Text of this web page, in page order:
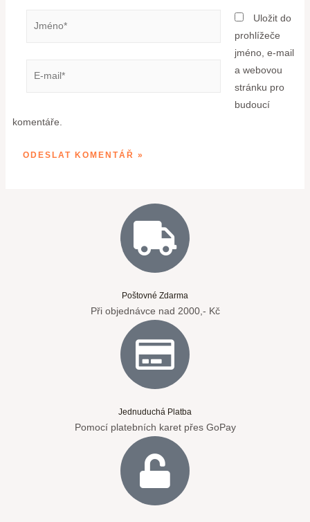
Uložit do
prohlížeče
jméno, e-mail
a webovou
stránku pro
budoucí
komentáře.
Poštovné Zdarma
Při objednávce nad 2000,- Kč
Jednuduchá Platba
Pomocí platebních karet přes GoPay